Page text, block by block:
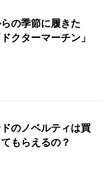
の季節に履きた
クターマーチン」
のノベルティは買
もらえるの？